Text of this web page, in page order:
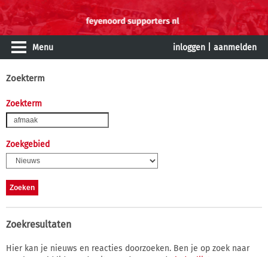
Menu inloggen aanmelden
Zoekterm
Zoekterm
Zoekgebied
Zoekresultaten
Hier kan je nieuws en reacties doorzoeken. Ben je op zoek naar